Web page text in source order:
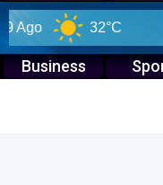
32°C
Business